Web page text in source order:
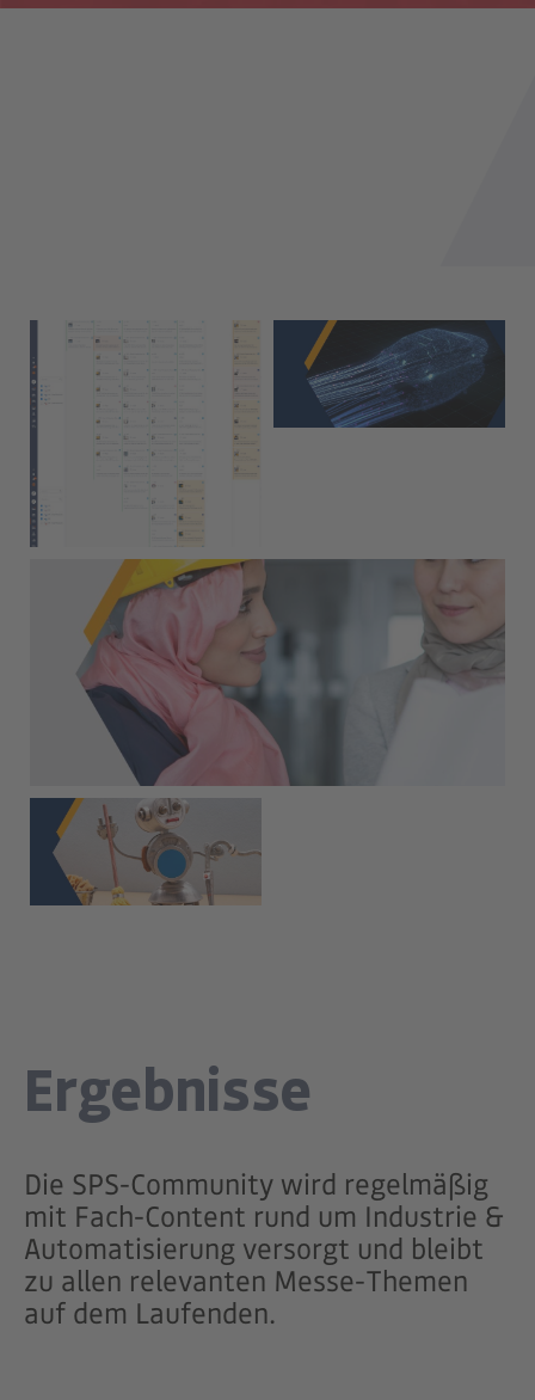
Ergebnisse
Die SPS-Community wird regelmäßig
mit Fach-Content rund um Industrie &
Automatisierung versorgt und bleibt
zu allen relevanten Messe-Themen
auf dem Laufenden.